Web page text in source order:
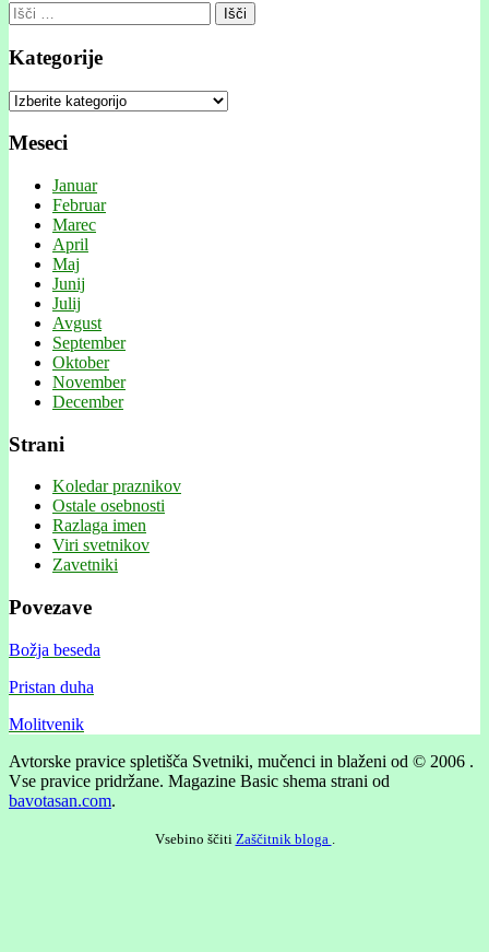
Išči:
Kategorije
Kategorije
Meseci
Januar
Februar
Marec
April
Maj
Junij
Julij
Avgust
September
Oktober
November
December
Strani
Koledar praznikov
Ostale osebnosti
Razlaga imen
Viri svetnikov
Zavetniki
Povezave
Božja beseda
Pristan duha
Molitvenik
Avtorske pravice spletišča Svetniki, mučenci in blaženi od © 2006 .
Vse pravice pridržane. Magazine Basic shema strani od
bavotasan.com.
Vsebino ščiti Zaščitnik bloga